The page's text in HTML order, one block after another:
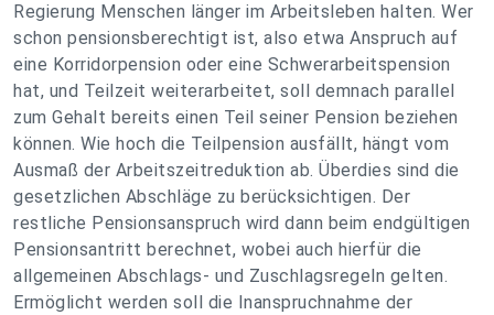
Regierung Menschen länger im Arbeitsleben halten. Wer
schon pensionsberechtigt ist, also etwa Anspruch auf
eine Korridorpension oder eine Schwerarbeitspension
hat, und Teilzeit weiterarbeitet, soll demnach parallel
zum Gehalt bereits einen Teil seiner Pension beziehen
können. Wie hoch die Teilpension ausfällt, hängt vom
Ausmaß der Arbeitszeitreduktion ab. Überdies sind die
gesetzlichen Abschläge zu berücksichtigen. Der
restliche Pensionsanspruch wird dann beim endgültigen
Pensionsantritt berechnet, wobei auch hierfür die
allgemeinen Abschlags- und Zuschlagsregeln gelten.
Ermöglicht werden soll die Inanspruchnahme der